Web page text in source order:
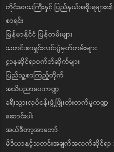
တိုင်းဒေသကြီးနှင့် ပြည်နယ်အစိုးရများ
စာရင်း
မြန်မာနိုင်ငံ ပြန်တမ်းများ
သတင်းစာရှင်းလင်းပွဲမှတ်တမ်းများ
ဌာနဆိုင်ရာဝက်ဘ်ဆိုက်များ
ပြည်သူ့စာကြည့်တိုက်
အသိပညာပေးကဏ္ဍ
ခရီးသွားလုပ်ငန်းဖွံ့ဖြိုးတိုးတက်မှုကဏ္ဍ
ဆောင်းပါး
အယ်ဒီတာ့အာဘော်
မီဒီယာနှင့်သတင်းအချက်အလက်ဆိုင်ရာ